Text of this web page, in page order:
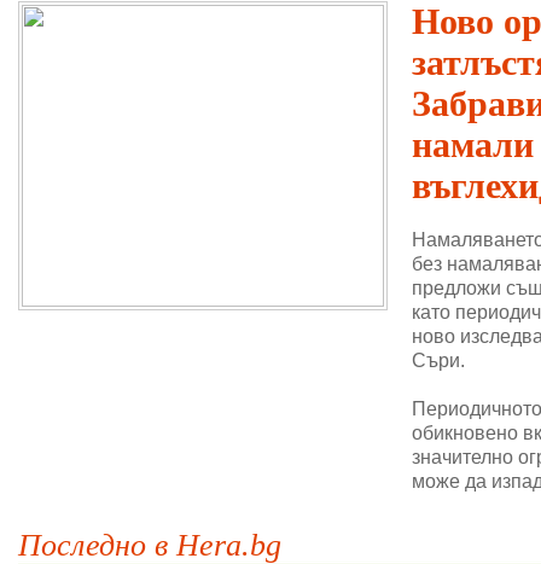
Ново
намали
без
предложи
като
ново
Съри.
обикновено
значително
може да
Последно в Hera.bg